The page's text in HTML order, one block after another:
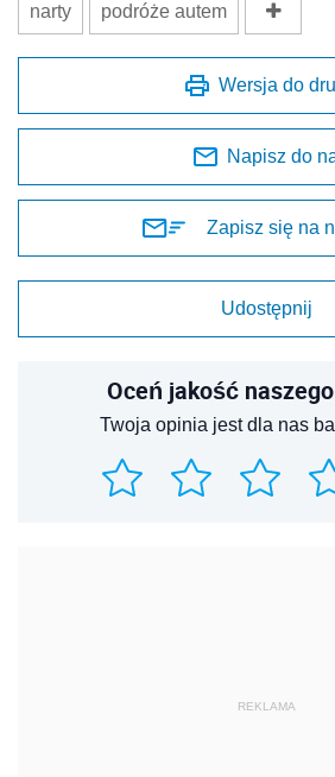
narty podróże autem
Wersja do
Napisz do
Zapisz się na
Udostępnij
Oceń jakość
Twoja opinia jest dla nas
REKLAMA